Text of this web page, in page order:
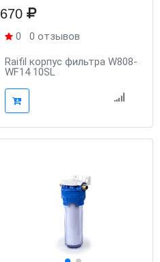
670
0 0 отзывов
Raifil корпус фильтра W808-
WF14 10SL